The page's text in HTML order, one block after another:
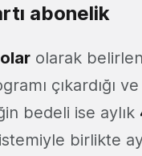
abonelik
olarak
çıkardığı
bedeli ise aylık
birlikte